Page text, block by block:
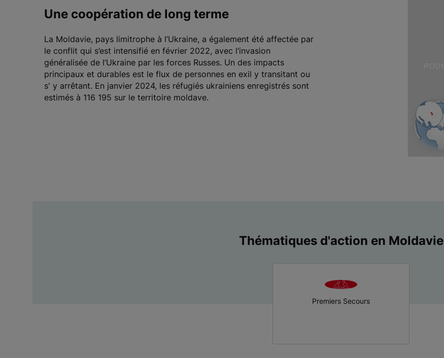
Une coopération de long terme
La Moldavie, pays limitrophe à l’Ukraine, a également été affectée par
le conflit qui s’est intensifié en février 2022, avec l’invasion
généralisée de l’Ukraine par les forces Russes. Un des impacts
principaux et durables est le flux de personnes en exil y transitant ou
s' y arrêtant. En janvier 2024, les réfugiés ukrainiens enregistrés sont
estimés à 116 195 sur le territoire moldave.
Thématiques d'action en Moldavie
Premiers Secours